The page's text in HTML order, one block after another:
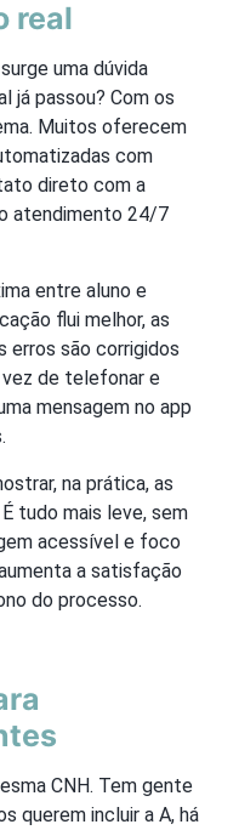
real
uma dúvida
já passou? Com os
Muitos oferecem
com
direto com a
atendimento 24/7
entre aluno e
flui melhor, as
erros são corrigidos
vez de telefonar e
mensagem no app
na prática, as
É tudo mais leve, sem
acessível e foco
a satisfação
do processo.
CNH. Tem gente
querem incluir a A, há